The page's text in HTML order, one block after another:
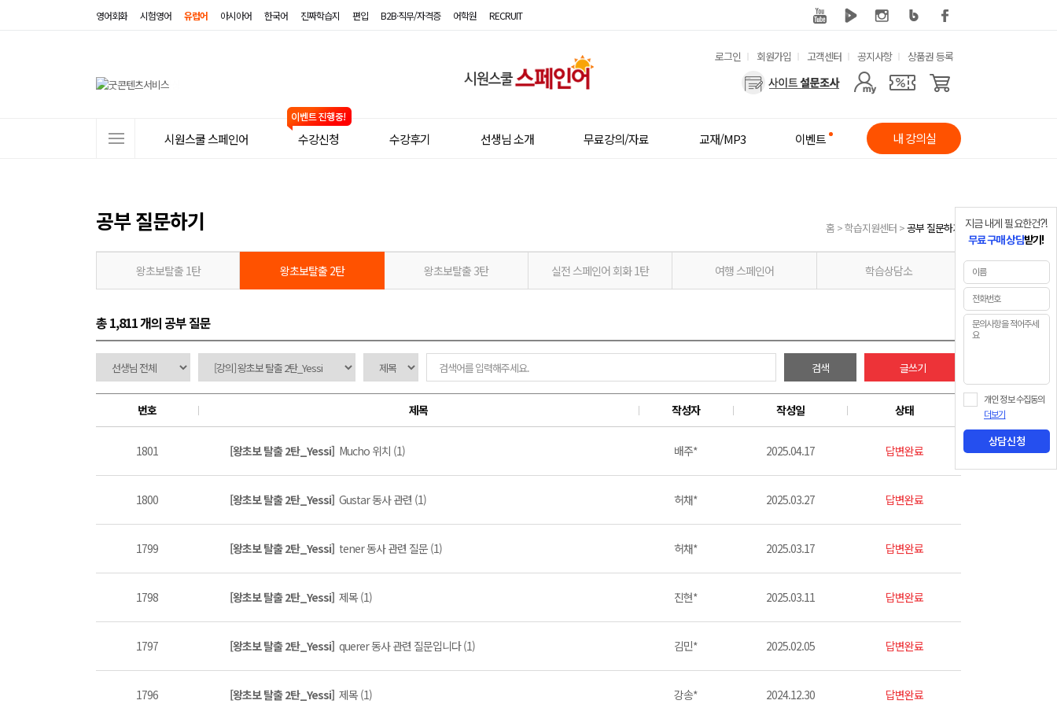
영어회화 시험영어 유럽어 아시아어 한국어 진짜학습지 편입 B2B·직무/자격증 어학원 RECRUIT
인
어
유
메
뉴
로그인 회원가입 고객센터 공지사항 상품권 등록
사
메
뉴
시원스쿨 스페인어 수강신청 수강후기 선생님 소개 무료강의/자료 교재/MP3 이벤트 내 강의실
공부 질문하기 홈 >학습지원센터 >공부 질문하기
왕초보탈출 1탄 왕초보탈출 2탄 왕초보탈출 3탄 실전 스페인어 회화 1탄 여행 스페인어 학습상담소
총 1,811 개의 공부 질문
검색 글쓰기
번호 제목 작성자 작성일 상태
1801 [왕초보 탈출 2탄_Yessi] Mucho 위치 (1) 배주* 2025.04.17 답변완료
1800 [왕초보 탈출 2탄_Yessi] Gustar 동사 관련 (1) 허채* 2025.03.27 답변완료
1799 [왕초보 탈출 2탄_Yessi] tener 동사 관련 질문 (1) 허채* 2025.03.17 답변완료
1798 [왕초보 탈출 2탄_Yessi] 제목 (1) 진현* 2025.03.11 답변완료
1797 [왕초보 탈출 2탄_Yessi] querer 동사 관련 질문입니다 (1) 김민* 2025.02.05 답변완료
1796 [왕초보 탈출 2탄_Yessi] 제목 (1) 강송* 2024.12.30 답변완료
지금 내게 필요한건?!
무료 구매 상담받기!
개인 정보 수집동의
더보기
상담신청